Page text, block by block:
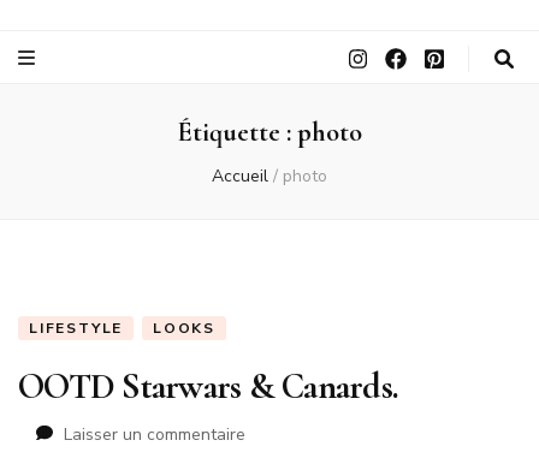
Étiquette :photo
Accueil / photo
LIFESTYLE LOOKS
OOTD Starwars & Canards.
Laisser un commentaire